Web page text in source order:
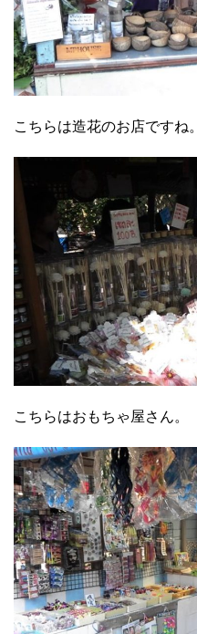
こちらは造花のお店ですね。
こちらはおもちゃ屋さん。